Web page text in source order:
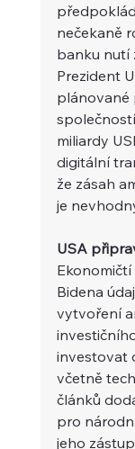
nečekaně
banku nutí
Prezident
plánované
miliardy
digitální
že zásah
je
USA
Bidena
vytvoření
investovat
včetně
článků
pro
jeho